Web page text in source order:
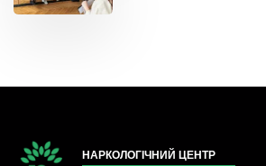
НАРКОЛОГІЧНИЙ ЦЕНТР